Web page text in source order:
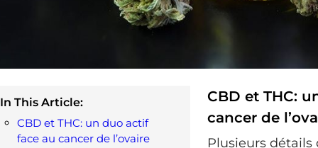
In This Article:
CBD et THC: un duo actif
face au cancer de l’ovaire
CBD et THC:
cancer de
Plusieurs détails